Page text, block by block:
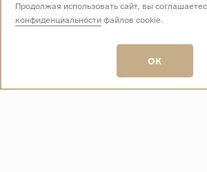
Звоните нам:
пн-вс 10:00 - 19:00
E-mail:
info@baza-plitki.ru
Продолжая использовать сайт, вы
конфиденциальностифайлов cookie.
OK